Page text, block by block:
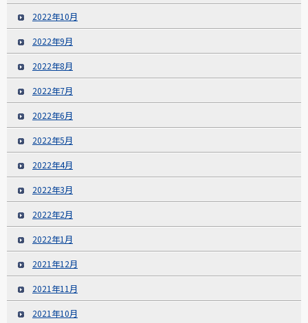
2022年10月
2022年9月
2022年8月
2022年7月
2022年6月
2022年5月
2022年4月
2022年3月
2022年2月
2022年1月
2021年12月
2021年11月
2021年10月